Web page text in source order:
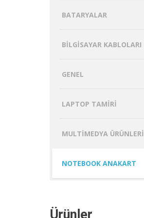
BATARYALAR
BILGISAYAR KABLOLARI
GENEL
LAPTOP TAMIRI
MULTIMEDYA ÜRÜNLERI
NOTEBOOK ANAKART
Ürünler